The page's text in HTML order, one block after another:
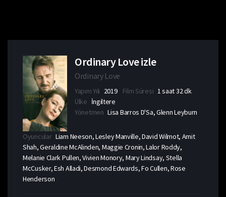
Ordinary Love izle
Ordinary Love
Yapım Yılı 2019 Film Süresi 1 saat 32 dk
Ülke İngiltere
Yönetmen Lisa Barros D'Sa, Glenn Leyburn
Oyuncular Liam Neeson, Lesley Manville, David Wilmot, Amit
Shah, Geraldine McAlinden, Maggie Cronin, Lalor Roddy,
Melanie Clark Pullen, Vivien Monory, Mary Lindsay, Stella
McCusker, Esh Alladi, Desmond Edwards, Fo Cullen, Rose
Henderson